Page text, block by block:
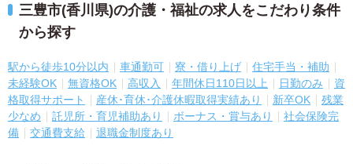
三豊市(香川県)の介護・福祉の求人をこだわり条件
から探す
駅から徒歩10分以内 車通勤可 寮・借り上げ
住宅手当・補助
未経験OK
無資格OK 高収入 年間休日110日以上 日勤のみ
資
格取得サポート
産休･育休･介護休暇取得実績あり 新卒OK
残業
少なめ
託児所・育児補助あり ボーナス・賞与あり
社会保険完
備
交通費支給 退職金制度あり